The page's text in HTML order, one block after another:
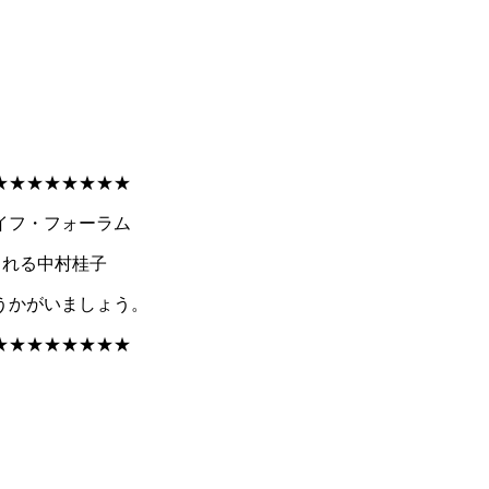
フ・フォーラム
る中村桂子
がいましょう。